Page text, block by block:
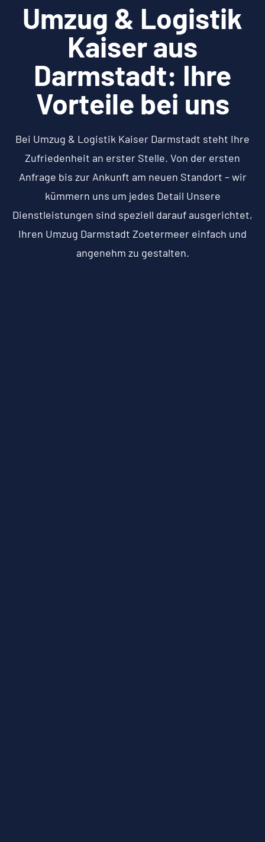
Umzug & Logistik
Kaiser aus
Darmstadt: Ihre
Vorteile bei uns
Bei Umzug & Logistik Kaiser Darmstadt steht Ihre
Zufriedenheit an erster Stelle. Von der ersten
Anfrage bis zur Ankunft am neuen Standort – wir
kümmern uns um jedes Detail Unsere
Dienstleistungen sind speziell darauf ausgerichtet,
Ihren Umzug Darmstadt Zoetermeer einfach und
angenehm zu gestalten.